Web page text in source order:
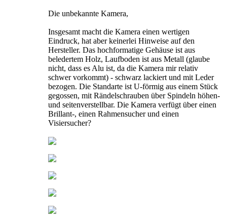
Die unbekannte Kamera,
Insgesamt macht die Kamera einen wertigen
Eindruck, hat aber keinerlei Hinweise auf den
Hersteller. Das hochformatige Gehäuse ist aus
beledertem Holz, Laufboden ist aus Metall (glaube
nicht, dass es Alu ist, da die Kamera mir relativ
schwer vorkommt) - schwarz lackiert und mit Leder
bezogen. Die Standarte ist U-förmig aus einem Stück
gegossen, mit Rändelschrauben über Spindeln höhen-
und seitenverstellbar. Die Kamera verfügt über einen
Brillant-, einen Rahmensucher und einen
Visiersucher?